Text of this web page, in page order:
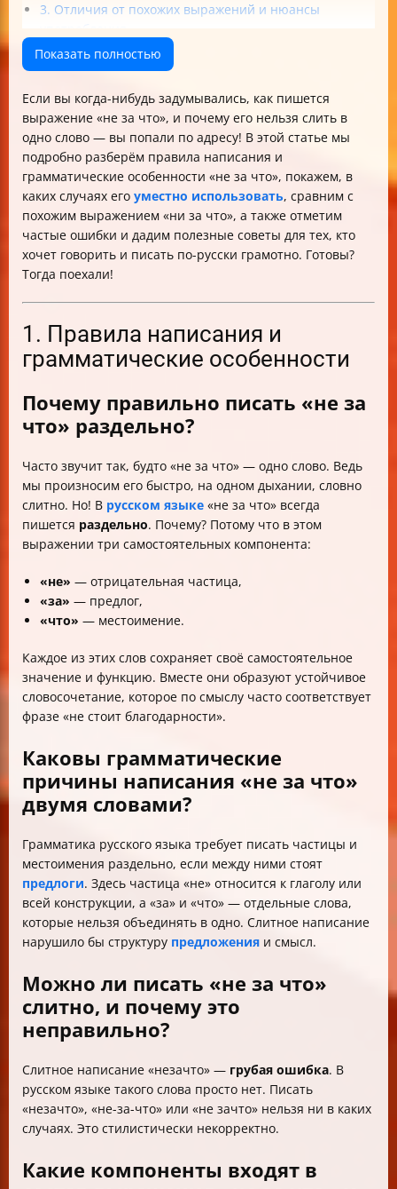
3. Отличия от похожих выражений и нюансы
4. Частые ошибки и рекомендации для изучающих
язык
Итог: как писать и использовать «не за что»
правильно
Показать полностью
Если вы когда-нибудь задумывались, как пишется
выражение «не за что», и почему его нельзя слить в
одно слово — вы попали по адресу! В этой статье мы
подробно разберём правила написания и
грамматические особенности «не за что», покажем, в
каких случаях его уместно использовать, сравним с
похожим выражением «ни за что», а также отметим
частые ошибки и дадим полезные советы для тех, кто
хочет говорить и писать по-русски грамотно. Готовы?
Тогда поехали!
1. Правила написания и
грамматические особенности
Почему правильно писать «не за
что» раздельно?
Часто звучит так, будто «не за что» — одно слово. Ведь
мы произносим его быстро, на одном дыхании, словно
слитно. Но! В русском языке «не за что» всегда
пишется раздельно. Почему? Потому что в этом
выражении три самостоятельных компонента:
«не» — отрицательная частица,
«за» — предлог,
«что» — местоимение.
Каждое из этих слов сохраняет своё самостоятельное
значение и функцию. Вместе они образуют устойчивое
словосочетание, которое по смыслу часто соответствует
фразе «не стоит благодарности».
Каковы грамматические
причины написания «не за что»
двумя словами?
Грамматика русского языка требует писать частицы и
местоимения раздельно, если между ними стоят
предлоги. Здесь частица «не» относится к глаголу или
всей конструкции, а «за» и «что» — отдельные слова,
которые нельзя объединять в одно. Слитное написание
нарушило бы структуру предложения и смысл.
Можно ли писать «не за что»
слитно, и почему это
неправильно?
Слитное написание «незачто» — грубая ошибка. В
русском языке такого слова просто нет. Писать
«незачто», «не-за-что» или «не зачто» нельзя ни в каких
случаях. Это стилистически некорректно.
Какие компоненты входят в